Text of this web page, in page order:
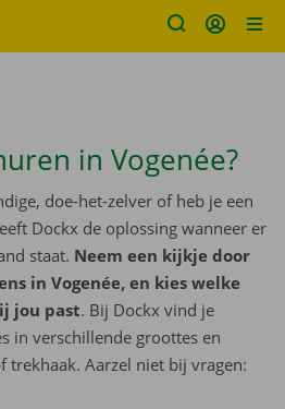
in Vogenée?
doe-het-zelver of heb je een
Dockx de oplossing wanneer er
staat. Neem een kijkje door
in Vogenée, en kies welke
jou past. Bij Dockx vind je
in verschillende groottes en
trekhaak. Aarzel niet bij vragen: